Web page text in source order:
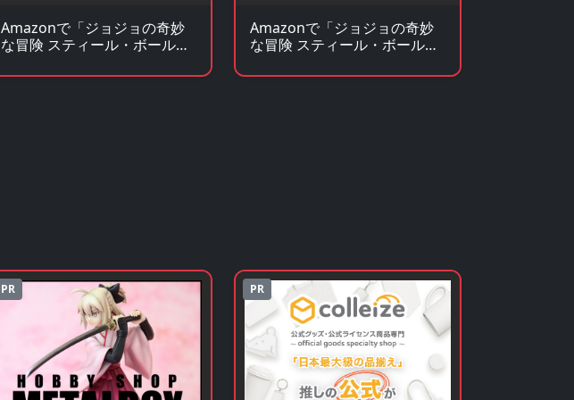
Amazonで「ジョジョの奇妙
な冒険 スティール・ボール・
見る
Amazonで「ジョジョの奇妙
な冒険 スティール・ボール・
を見る
PR PR